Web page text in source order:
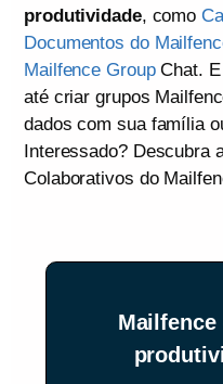
produtividade, como
Documentos do
Mailfence GroupChat. E
até criar grupos
dados com sua família
Interessado? Descubra
Colaborativos do
Mailfence